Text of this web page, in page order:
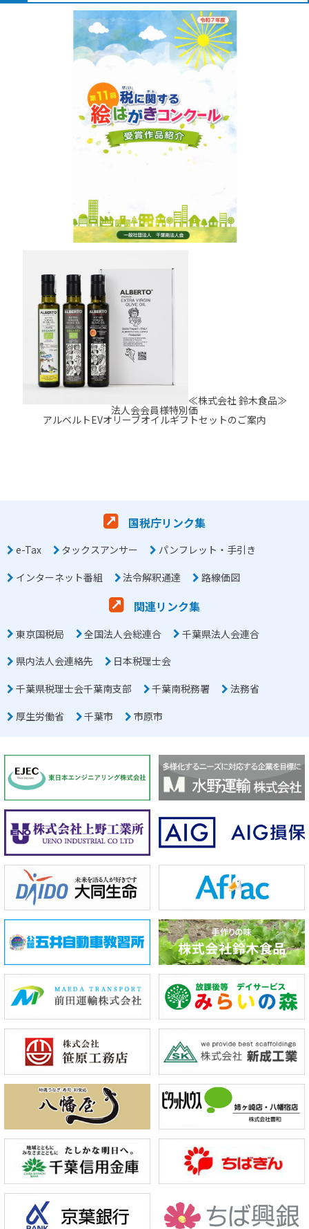
≪株式会社 鈴木食品≫
法人会会員様特別価
アルベルトEVオリーブオイルギフトセットのご案内
国税庁リンク集
e-Tax タックスアンサー
パンフレット・手引き
インターネット番組
法令解釈通達 路線価図
関連リンク集
東京国税局 全国法人会総連合
千葉県法人会連合
県内法人会連絡先
日本税理士会
千葉県税理士会千葉南支部
千葉南税務署
法務省
厚生労働省
千葉市 市原市